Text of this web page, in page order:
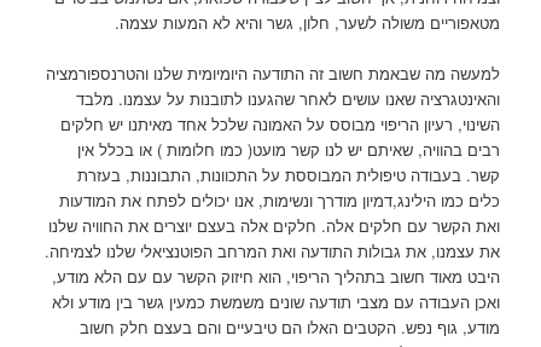
מטאפוריים משולה לשער, חלון, גשר והיא לא המעות עצמה.
למעשה מה שבאמת חשוב זה התודעה היומיומית שלנו והטרנספורמציה
והאינטגרציה שאנו עושים לאחר שהגענו לתובנות על עצמנו. מלבד
השינוי, רעיון הריפוי מבוסס על האמונה שלכל אחד מאיתנו יש חלקים
רבים בהוויה, שאיתם יש לנו קשר מועט( כמו חלומות ) או בכלל אין
קשר. בעבודה טיפולית המבוססת על התכוונות, התבוננות, בעזרת
כלים כמו הילינג,דמיון מודרך ונשימות, אנו יכולים לפתח את המודעות
ואת הקשר עם חלקים אלה. חלקים אלה בעצם יוצרים את החוויה שלנו
את עצמנו, את גבולות התודעה ואת המרחב הפוטנציאלי שלנו לצמיחה.
היבט מאוד חשוב בתהליך הריפוי, הוא חיזוק הקשר עם עם הלא מודע,
ואכן העבודה עם מצבי תודעה שונים משמשת כמעין גשר בין מודע ולא
מודע, גוף נפש. הקטבים האלו הם טיבעיים והם בעצם חלק חשוב